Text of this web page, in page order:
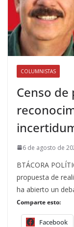
COLUMNISTAS
Censo
6 de agosto de
BTÁCORA
propuesta de
ha abierto un
Comparte esto:
Facebook